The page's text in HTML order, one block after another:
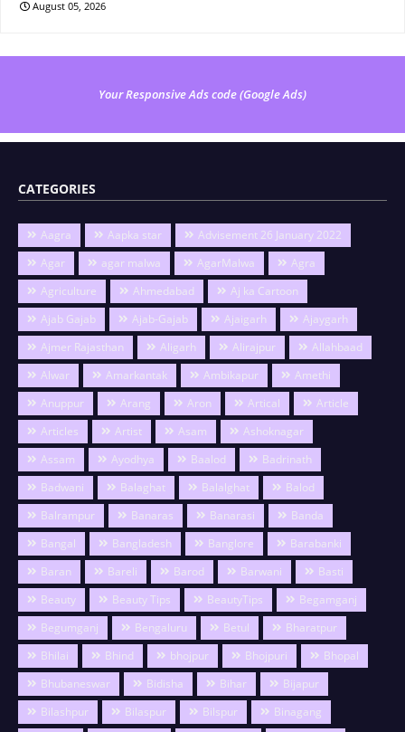
August 05, 2026
Your Responsive Ads code (Google Ads)
CATEGORIES
Aagra Aapka star
Advisement 26 January 2022
Agar
agar malwa AgarMalwa
Agra
Agriculture
Ahmedabad
Aj ka Cartoon
Ajab Gajab
Ajab-Gajab Ajaigarh
Ajaygarh
Ajmer Rajasthan
Aligarh Alirajpur
Allahbaad
Alwar
Amarkantak Ambikapur
Amethi
Anuppur
Arang Aron Artical
Article
Articles
Artist Asam
Ashoknagar
Assam
Ayodhya Baalod
Badrinath
Badwani
Balaghat Balalghat
Balod
Balrampur
Banaras Banarasi
Banda
Bangal
Bangladesh Banglore
Barabanki
Baran
Bareli Barod Barwani
Basti
Beauty
Beauty Tips BeautyTips
Begamganj
Begumganj
Bengaluru Betul
Bharatpur
Bhilai
Bhind bhojpur Bhojpuri
Bhopal
Bhubaneswar
Bidisha Bihar
Bijapur
Bilashpur
Bilaspur Bilspur
Binagang